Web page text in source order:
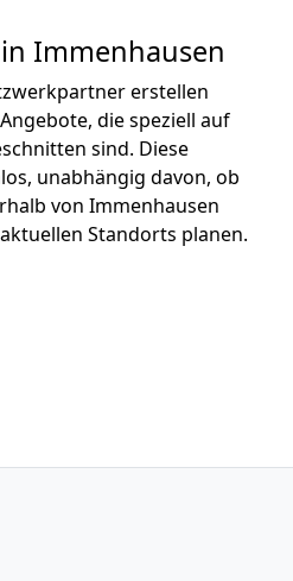
Immenhausen
erstellen
die speziell auf
sind. Diese
unabhängig davon, ob
von Immenhausen
Standorts planen.